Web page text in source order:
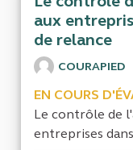
aux
de relance
COURAPIED
EN COURS
Le contrôle de
entreprises